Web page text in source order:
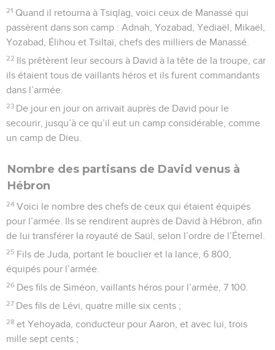
21 Quand il retourna à Tsiqlag, voici ceux de Manassé qui
passèrent dans son camp : Adnah, Yozabad, Yediaël, Mikaël,
Yozabad, Élihou et Tsiltaï, chefs des milliers de Manassé.
22 Ils prêtèrent leur secours à David à la tête de la troupe, car
ils étaient tous de vaillants héros et ils furent commandants
dans l’armée.
23 De jour en jour on arrivait auprès de David pour le
secourir, jusqu’à ce qu’il eut un camp considérable, comme
un camp de Dieu.
Nombre des partisans de David venus à
Hébron
24 Voici le nombre des chefs de ceux qui étaient équipés
pour l’armée. Ils se rendirent auprès de David à Hébron, afin
de lui transférer la royauté de Saül, selon l’ordre de l’Éternel.
25 Fils de Juda, portant le bouclier et la lance, 6 800,
équipés pour l’armée.
26 Des fils de Siméon, vaillants héros pour l’armée, 7 100.
27 Des fils de Lévi, quatre mille six cents ;
28 et Yehoyada, conducteur pour Aaron, et avec lui, trois
mille sept cents ;